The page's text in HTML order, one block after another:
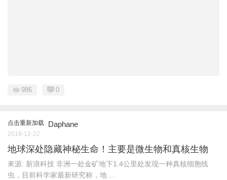
986 0
点击重新加载 Daphane
2018-12-22
地球深处隐藏神秘生命！主要是微生物和真核生物
來源: 新浪科技 非洲一处金矿地下1.4公里处发现一种真核细胞线
虫，目前科学家最新研究称，地 ...